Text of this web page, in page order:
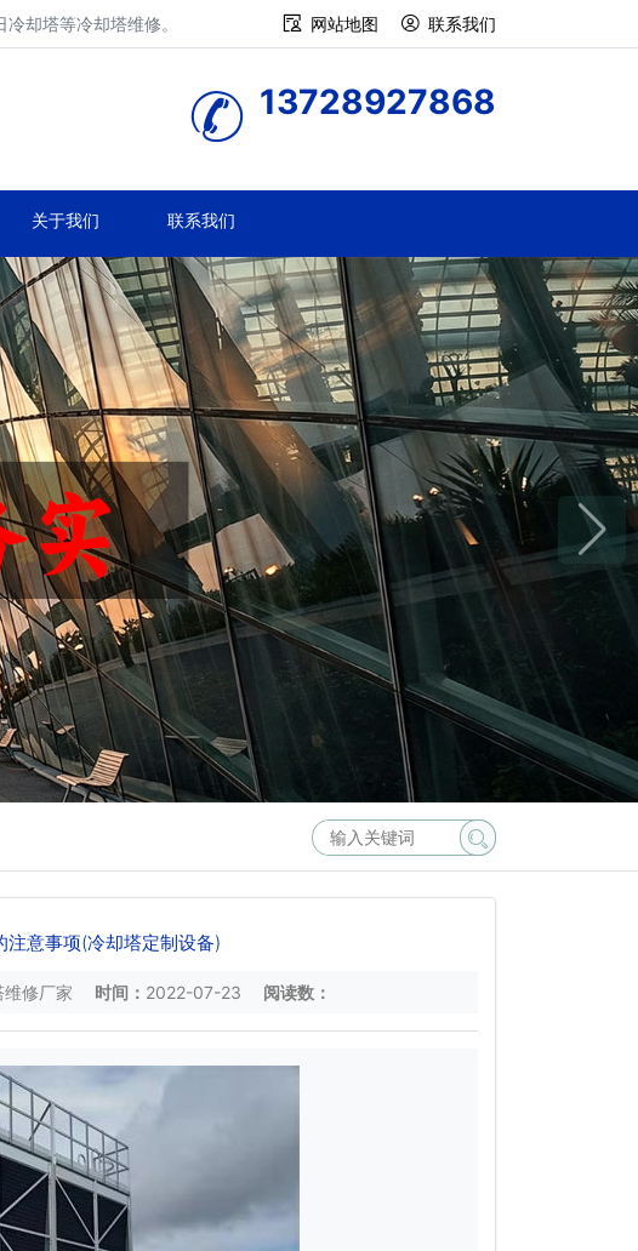
却塔等冷却塔维修。 网站地图 联系我们
13728927868
关于我们 联系我们
意事项(冷却塔定制设备)
修厂家 时间： 2022-07-23 阅读数：